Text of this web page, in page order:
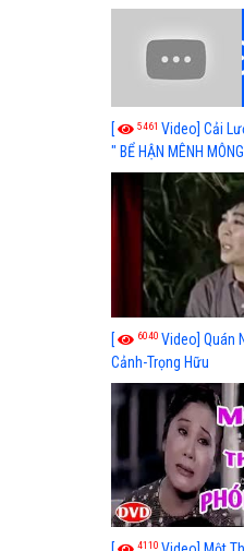
Hủ
[ 5461 Video] Cải
" BỂ HẬN MÊNH
Long, Thanh Ngân
[ 6040 Video] Quán
Cảnh-Trọng Hữu
4110